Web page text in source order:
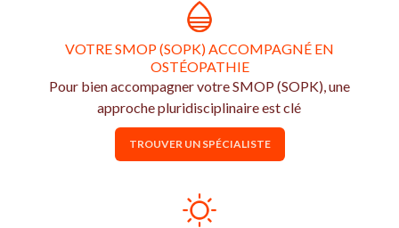
VOTRE SMOP (SOPK) ACCOMPAGNÉ EN
OSTÉOPATHIE
Pour bien accompagner votre SMOP (SOPK), une
approche pluridisciplinaire est clé
TROUVER UN SPÉCIALISTE